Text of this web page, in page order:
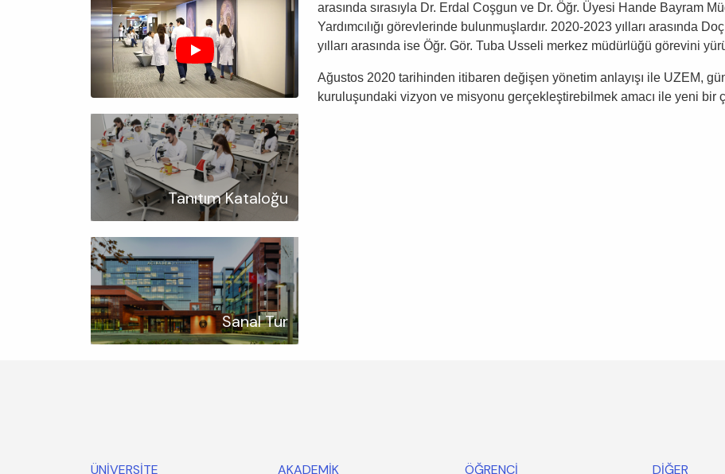
Tanıtım Kataloğu
Sanal Tur
arasında sırasıyla Dr. Erdal Coşgun ve Dr. Öğr. Üyesi Hande Bayram
Yardımcılığı görevlerinde bulunmuşlardır. 2020-2023 yılları arasında
yılları arasında ise Öğr. Gör. Tuba Usseli merkez müdürlüğü görevini
Ağustos 2020 tarihinden itibaren değişen yönetim anlayışı ile UZEM,
kuruluşundaki vizyon ve misyonu gerçekleştirebilmek amacı ile yeni bir
ÜNİVERSİTE AKADEMİK ÖĞRENCİ DİĞER